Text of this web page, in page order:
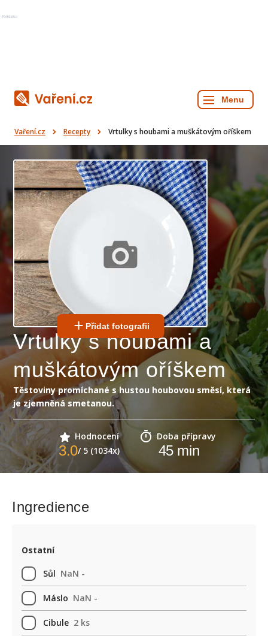
Reklama
Vaření.cz Recepty Vrtulky s houbami a muškátovým oříškem
Přidat fotografii
Vrtulky s houbami a
muškátovým oříškem
Těstoviny promíchané s hustou houbovou směsí, která
je zjemněná smetanou.
Hodnocení
3.0/ 5 (1034x)
Doba přípravy
45min
Ingredience
Ostatní
Sůl NaN -
Máslo NaN -
Cibule 2 ks